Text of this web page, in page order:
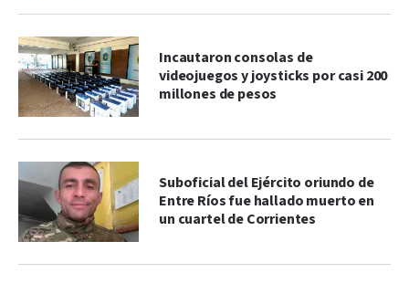
Incautaron consolas de
videojuegos y joysticks por casi 200
millones de pesos
Suboficial del Ejército oriundo de
Entre Ríos fue hallado muerto en
un cuartel de Corrientes